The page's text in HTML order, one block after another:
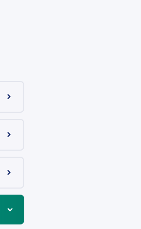
Menüeintrag ein-/ausklappen
Menüeintrag ein-/ausklappen
Menüeintrag ein-/ausklappen